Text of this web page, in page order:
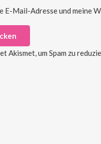
E-Mail-Adresse und meine
Akismet, um Spam zu